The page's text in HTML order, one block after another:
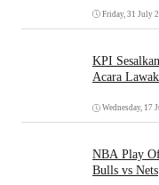
Friday, 31 July
KPI
Acara
Wednesday, 17
NBA Play
Bulls vs Nets